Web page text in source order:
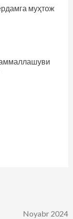
муҳтож
Noyabr 2024